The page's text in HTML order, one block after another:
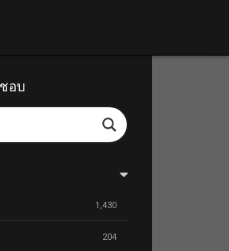
อบ
1,430
204